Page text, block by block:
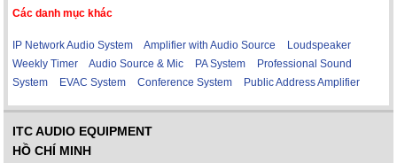
Các danh mục khác
IP Network Audio System Amplifier with Audio Source
Loudspeaker
Weekly Timer
Audio Source & Mic PA System
Professional Sound
System
EVAC System Conference System Public Address Amplifier
ITC AUDIO EQUIPMENT
HỒ CHÍ MINH